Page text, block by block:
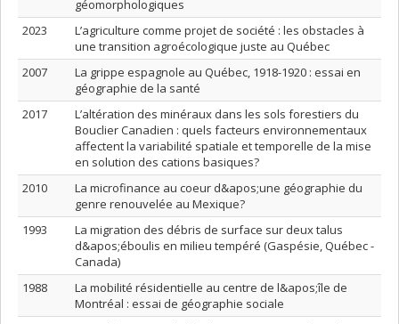
géomorphologiques
2023
L’agriculture comme projet de société : les obstacles à
une transition agroécologique juste au Québec
2007
La grippe espagnole au Québec, 1918-1920 : essai en
géographie de la santé
2017
L’altération des minéraux dans les sols forestiers du
Bouclier Canadien : quels facteurs environnementaux
affectent la variabilité spatiale et temporelle de la mise
en solution des cations basiques?
2010
La microfinance au coeur d&apos;une géographie du
genre renouvelée au Mexique?
1993
La migration des débris de surface sur deux talus
d&apos;éboulis en milieu tempéré (Gaspésie, Québec -
Canada)
1988
La mobilité résidentielle au centre de l&apos;île de
Montréal : essai de géographie sociale